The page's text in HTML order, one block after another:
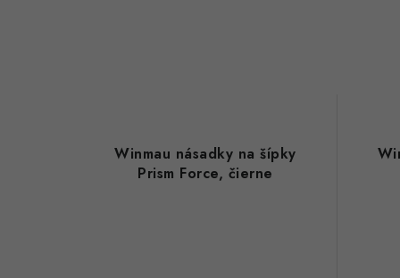
Winmau násadky na šípky
Prism Force, čierne